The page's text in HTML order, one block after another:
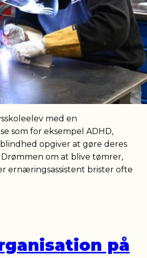
med en
som for eksempel ADHD,
opgiver at gøre deres
om at blive tømrer,
ernæringsassistent brister ofte
på